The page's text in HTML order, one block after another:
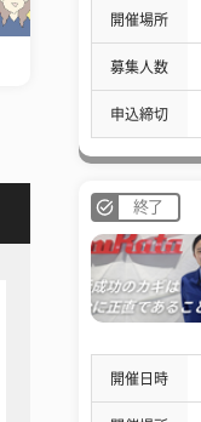
開催場所
募集人数
申込締切
終了
開催日時